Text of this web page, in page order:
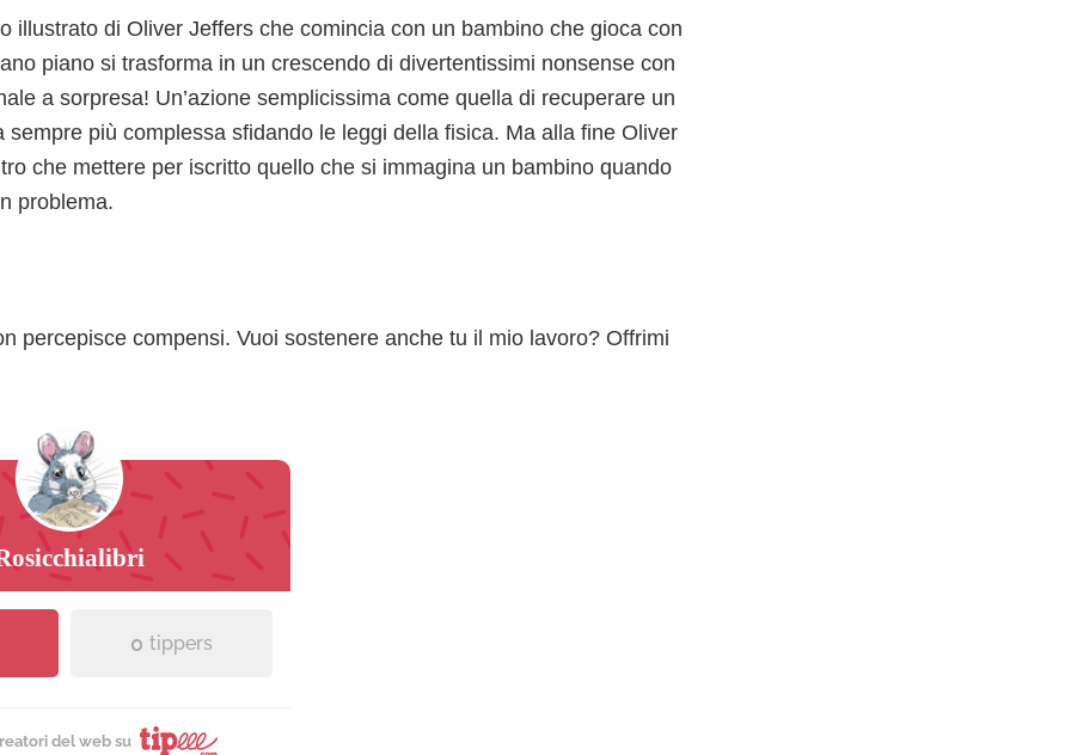
illustrato di Oliver Jeffers che comincia con un bambino che gioca con
piano si trasforma in un crescendo di divertentissimi nonsense con
a sorpresa! Un’azione semplicissima come quella di recuperare un
sempre più complessa sfidando le leggi della fisica. Ma alla fine Oliver
che mettere per iscritto quello che si immagina un bambino quando
problema.
percepisce compensi. Vuoi sostenere anche tu il mio lavoro? Offrimi
0 tippers
del web su